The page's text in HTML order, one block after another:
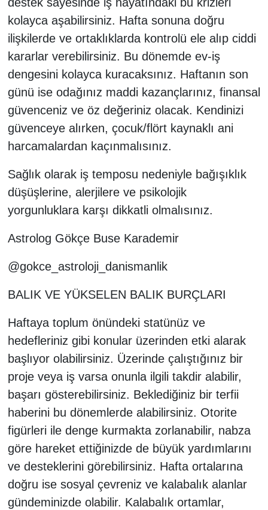
destek sayesinde iş hayatındaki bu krizleri
kolayca aşabilirsiniz. Hafta sonuna doğru
ilişkilerde ve ortaklıklarda kontrolü ele alıp ciddi
kararlar verebilirsiniz. Bu dönemde ev-iş
dengesini kolayca kuracaksınız. Haftanın son
günü ise odağınız maddi kazançlarınız, finansal
güvenceniz ve öz değeriniz olacak. Kendinizi
güvenceye alırken, çocuk/flört kaynaklı ani
harcamalardan kaçınmalısınız.
Sağlık olarak iş temposu nedeniyle bağışıklık
düşüşlerine, alerjilere ve psikolojik
yorgunluklara karşı dikkatli olmalısınız.
Astrolog Gökçe Buse Karademir
@gokce_astroloji_danismanlik
BALIK VE YÜKSELEN BALIK BURÇLARI
Haftaya toplum önündeki statünüz ve
hedefleriniz gibi konular üzerinden etki alarak
başlıyor olabilirsiniz. Üzerinde çalıştığınız bir
proje veya iş varsa onunla ilgili takdir alabilir,
başarı gösterebilirsiniz. Beklediğiniz bir terfii
haberini bu dönemlerde alabilirsiniz. Otorite
figürleri ile denge kurmakta zorlanabilir, nabza
göre hareket ettiğinizde de büyük yardımlarını
ve desteklerini görebilirsiniz. Hafta ortalarına
doğru ise sosyal çevreniz ve kalabalık alanlar
gündeminizde olabilir. Kalabalık ortamlar,